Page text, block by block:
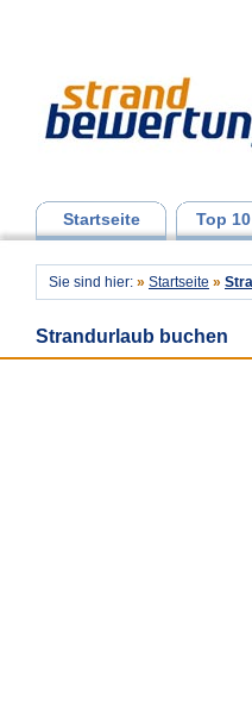
Startseite Top 10
Sie sind hier: » Startseite »
Strandurlaub buchen